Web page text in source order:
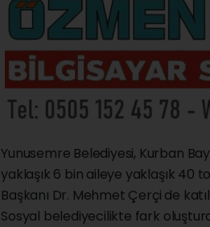
Yunusemre Belediyesi, Kurban
yaklaşık 6 bin aileye yaklaşık 40
Başkanı Dr. Mehmet Çerçi de
Sosyal belediyecilikte fark